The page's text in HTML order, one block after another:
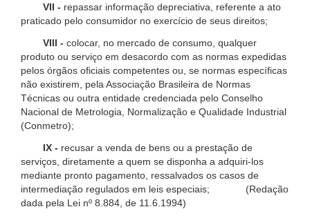
VII - repassar informação depreciativa, referente a ato
praticado pelo consumidor no exercício de seus direitos;
VIII - colocar, no mercado de consumo, qualquer
produto ou serviço em desacordo com as normas expedidas
pelos órgãos oficiais competentes ou, se normas específicas
não existirem, pela Associação Brasileira de Normas
Técnicas ou outra entidade credenciada pelo Conselho
Nacional de Metrologia, Normalização e Qualidade Industrial
(Conmetro);
IX - recusar a venda de bens ou a prestação de
serviços, diretamente a quem se disponha a adquiri-los
mediante pronto pagamento, ressalvados os casos de
intermediação regulados em leis especiais; (Redação
dada pela Lei nº 8.884, de 11.6.1994)